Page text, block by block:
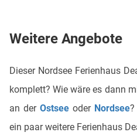
Weitere Angebote
Dieser Nordsee Ferienhaus
komplett? Wie wäre es dann
an derOstsee oder Nordsee
ein paar weitere Ferienhaus